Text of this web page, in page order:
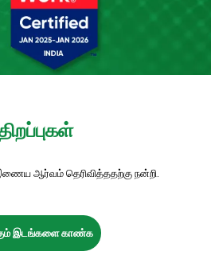
ஆர்வம் தெரிவித்ததற்கு நன்றி.
இடங்களை காண்க